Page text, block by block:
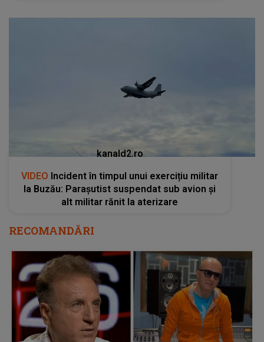
kanald2.ro
VIDEO Incident în timpul unui exercițiu militar
la Buzău: Parașutist suspendat sub avion și
alt militar rănit la aterizare
RECOMANDĂRI